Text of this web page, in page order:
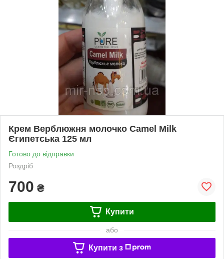
Крем Верблюжня молочко Camel Milk
Єгипетська 125 мл
Готово до відправки
Роздріб
700 ₴
Купити
або
Купити з